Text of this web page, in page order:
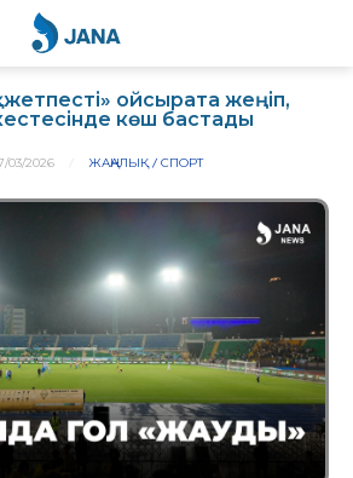
ойсырата жеңіп,
көш бастады
03/2026 ЖАҢАЛЫҚ СПОРТ